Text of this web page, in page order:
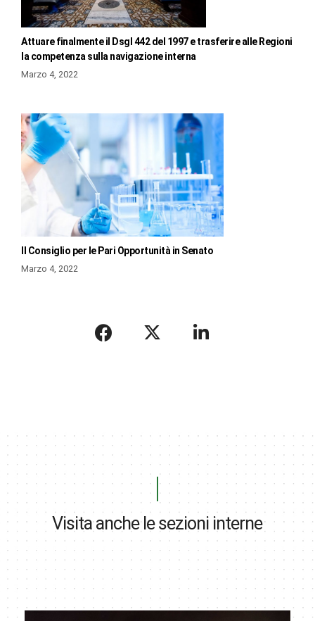
Attuare finalmente il Dsgl 442 del 1997 e trasferire alle Regioni
la competenza sulla navigazione interna
Marzo 4, 2022
Il Consiglio per le Pari Opportunità in Senato
Marzo 4, 2022
Visita anche le sezioni interne